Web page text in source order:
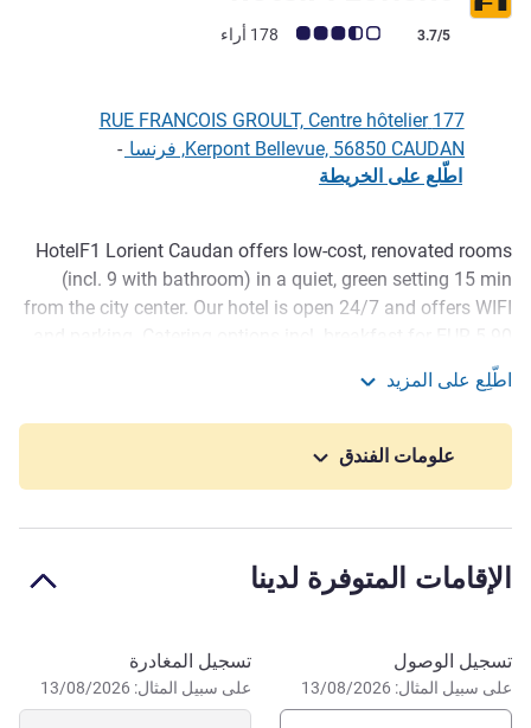
ملاحظة أراء العملاء (رأي ALL)
3.7/5 178 أراء
177 RUE FRANCOIS GROULT, Centre hôtelier
Kerpont Bellevue, 56850 CAUDAN, فرنسا
-
اطّلع على الخريطة
الوصف
HotelF1 Lorient Caudan offers low-cost, renovated rooms
(incl. 9 with bathroom) in a quiet, green setting 15 min
from the city center. Our hotel is open 24/7 and offers WIFI
and vending machines with sweets, hot and cold drinks.
For work or vacations in Brittany or visiting the Lorient
Interceltic Festival, stay at the cheapest hotel in town!
Near RN165, our hotel is 5 min from the expo center and
easy, we are on a good bus route and just 15 min from the
إدارة الفندق CLEMENTINE BROUXEL
اطّلِع على المزيد
علومات الفندق
الإقامات المتوفرة لدينا
احجز في هذا الفندق
تسجيل الوصول
على سبيل المثال: 13/08/2026
تسجيل المغادرة
على سبيل المثال: 13/08/2026